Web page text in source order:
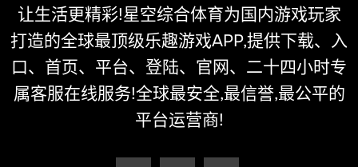
让生活更精彩!星空综合体育为国内游戏玩家
打造的全球最顶级乐趣游戏APP,提供下载、入
口、首页、平台、登陆、官网、二十四小时专
属客服在线服务!全球最安全,最信誉,最公平的
平台运营商!